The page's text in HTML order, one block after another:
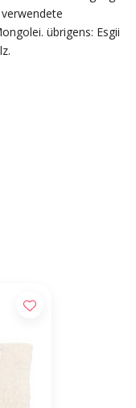
übrigens: Esgii